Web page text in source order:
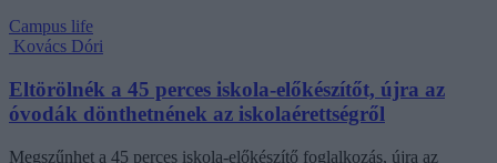
Campus life
Kovács Dóri
Eltörölnék a 45 perces iskola-előkészítőt, újra az
óvodák dönthetnének az iskolaérettségről
Megszűnhet a 45 perces iskola-előkészítő foglalkozás, újra az